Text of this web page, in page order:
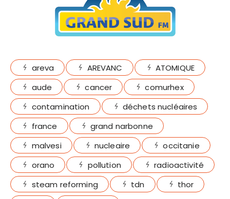
a
u
d
o
areva AREVANC
ATOMIQUE
aude
cancer
comurhex
contamination
déchets nucléaires
france
grand narbonne
malvesi
nucleaire
occitanie
orano
pollution
radioactivité
steam reforming
tdn
thor